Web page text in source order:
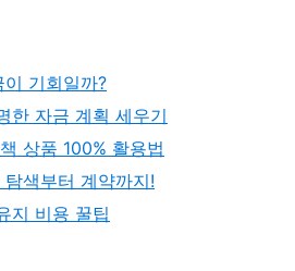
기회일까?
한 자금 계획 세우기
상품 100% 활용법
색부터 계약까지!
지 비용 꿀팁